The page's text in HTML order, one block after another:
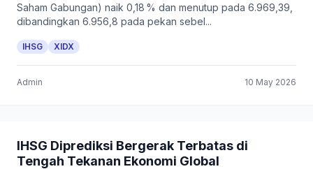
Saham Gabungan) naik 0,18 % dan menutup pada 6.969,39,
dibandingkan 6.956,8 pada pekan sebel...
IHSG XIDX
Admin 10 May 2026
IHSG Diprediksi Bergerak Terbatas di
Tengah Tekanan Ekonomi Global